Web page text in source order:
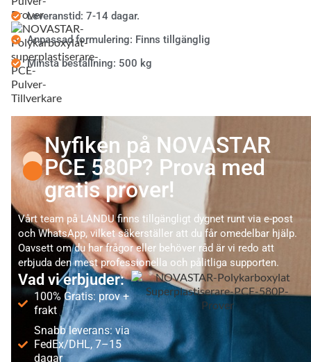
Leveranstid: 7-14 dagar.
Anpassad formulering: Finns tillgänglig
Minsta beställning: 500 kg
Nyfiken på NOVASTAR
PCE 580P? Prova med
gratis prover!
Vårt team på LANDU finns tillgängligt dygnet runt via e-post
och WhatsApp, vilket säkerställer att du får omedelbar hjälp.
Oavsett om du har frågor eller behöver råd är vi redo att
erbjuda den mest professionella och pålitliga supporten.
Vad vi erbjuder:
100% Gratis: prov +
frakt
Snabb leverans: via
FedEx/DHL, 7–15
dagar